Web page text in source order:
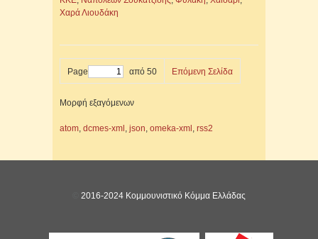
Χαρά Λιουδάκη
Page από 50 Επόμενη Σελίδα
Μορφή εξαγόμενων
atom, dcmes-xml , json, omeka-xml , rss2
2016-2024 Κομμουνιστικό Κόμμα Ελλάδας